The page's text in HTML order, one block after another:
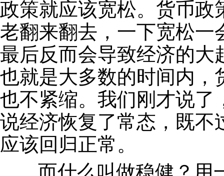
政策就应该宽松。货币政
老翻来翻去，一下宽松一
最后反而会导致经济的大
也就是大多数的时间内，
也不紧缩。我们刚才说了
说经济恢复了常态，既不
应该回归正常。